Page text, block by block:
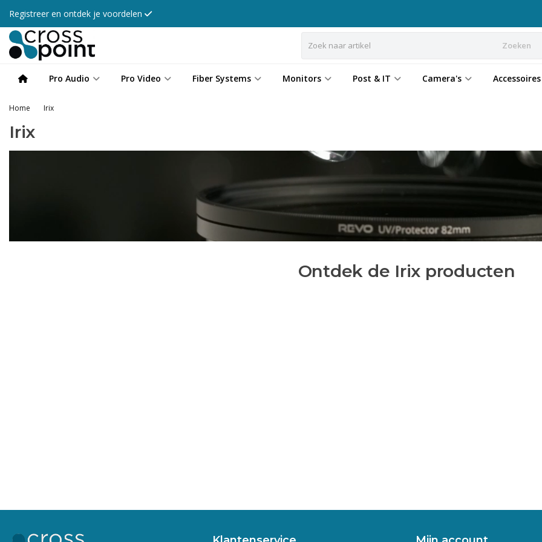
Registreer en ontdek je voordelen
Zoeken
Pro Audio Pro Video Fiber Systems Monitors Post & IT Camera's Accessoires
Home Irix
Irix
Ontdek de Irix producten